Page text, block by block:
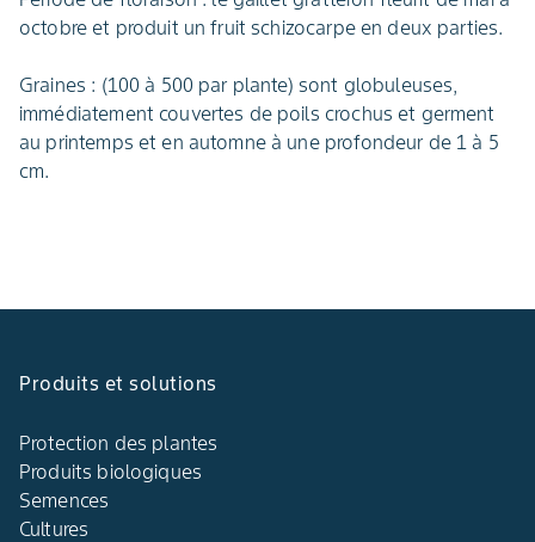
octobre et produit un fruit schizocarpe en deux parties.
Graines : (100 à 500 par plante) sont globuleuses,
immédiatement couvertes de poils crochus et germent
au printemps et en automne à une profondeur de 1 à 5
cm.
Produits et solutions
Protection des plantes
Produits biologiques
Semences
Cultures